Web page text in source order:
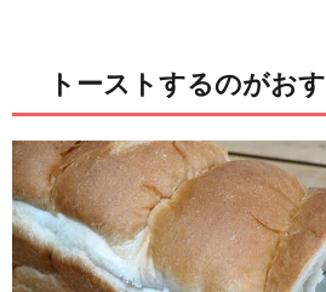
トーストするのがおす